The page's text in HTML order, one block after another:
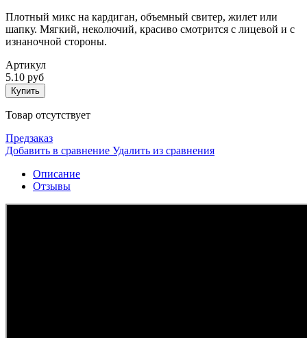
Плотный микс на кардиган, объемный свитер, жилет или
шапку. Мягкий, неколючий, красиво смотрится с лицевой и с
изнаночной стороны.
Артикул
5.10 руб
Купить
Товар отсутствует
Предзаказ
Добавить в сравнение Удалить из сравнения
Описание
Отзывы